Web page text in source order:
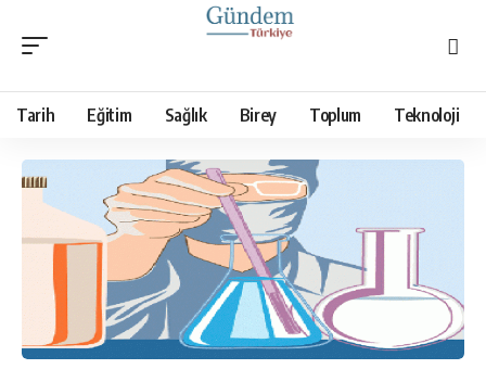
Tarih Eğitim Sağlık Birey Toplum Teknoloji